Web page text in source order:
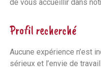
de vous accueillir dans
Profil recherché
Aucune expérience n’est
sérieux et l’envie de